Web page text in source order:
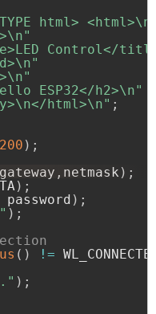
html>
Control</
ESP32</h2>\n"
html>\n" ;
) ;
, netmask ) ;
) ;
password ) ;
) ;
( ) !=
) ;